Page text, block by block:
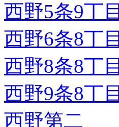
西野5条9丁目
西野6条8丁目
西野8条8丁目
西野9条8丁目
西野第二